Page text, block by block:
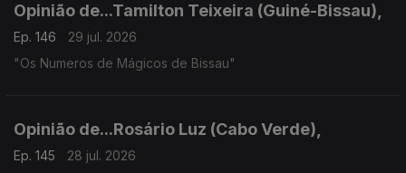
Opinião de...Tamilton Teixeira (Guiné-Bissau),
Ep. 146
29 jul. 2026
"Os Numeros de Mágicos de Bissau"
Opinião de...Rosário Luz (Cabo Verde),
Ep. 145
28 jul. 2026